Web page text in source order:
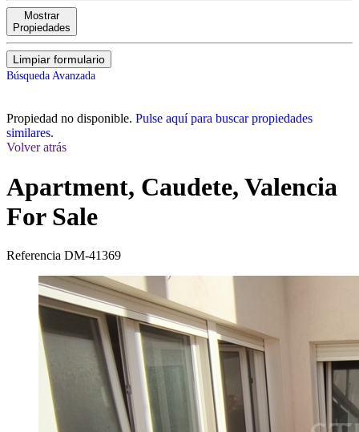
Mostrar
Propiedades
Limpiar formulario
Búsqueda Avanzada
Propiedad no disponible. Pulse aquí para buscar propiedades
similares.
Volver atrás
Apartment, Caudete, Valencia
For Sale
Referencia DM-41369